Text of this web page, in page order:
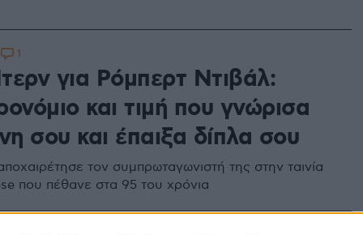
για Ρόμπερτ Ντιβάλ:
και τιμή που γνώρισα
σου και έπαιξα δίπλα σου
τον συμπρωταγωνιστή της στην ταινία
που πέθανε στα 95 του χρόνια
1